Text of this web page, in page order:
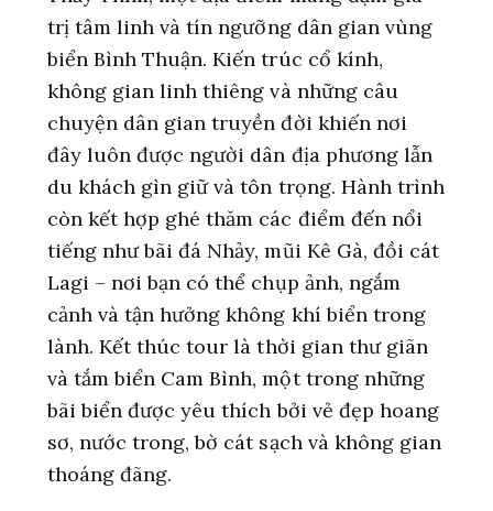
trị tâm linh và tín ngưỡng dân gian vùng
biển Bình Thuận. Kiến trúc cổ kính,
không gian linh thiêng và những câu
chuyện dân gian truyền đời khiến nơi
đây luôn được người dân địa phương lẫn
du khách gìn giữ và tôn trọng. Hành trình
còn kết hợp ghé thăm các điểm đến nổi
tiếng như bãi đá Nhảy, mũi Kê Gà, đồi cát
Lagi – nơi bạn có thể chụp ảnh, ngắm
cảnh và tận hưởng không khí biển trong
lành. Kết thúc tour là thời gian thư giãn
và tắm biển Cam Bình, một trong những
bãi biển được yêu thích bởi vẻ đẹp hoang
sơ, nước trong, bờ cát sạch và không gian
thoáng đãng.